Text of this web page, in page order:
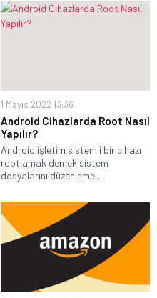
1 Mayıs 2022 13:36
Android Cihazlarda Root Nasıl
Yapılır?
Android işletim sistemli bir cihazı
rootlamak demek sistem
dosyalarını düzenleme,...